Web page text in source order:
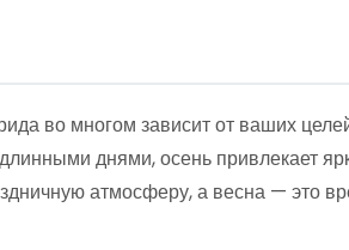
во многом зависит от ваших
днями, осень привлекает
атмосферу, а весна — это